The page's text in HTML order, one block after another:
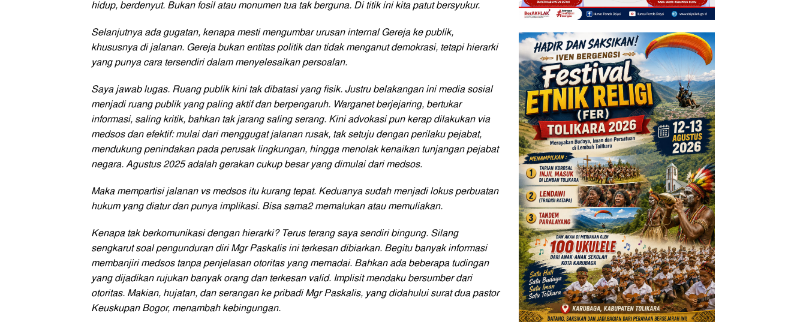
hidup, berdenyut. Bukan fosil atau monumen tua tak berguna. Di titik ini kita patut bersyukur.
Selanjutnya ada gugatan, kenapa mesti mengumbar urusan internal Gereja ke publik,
khususnya di jalanan. Gereja bukan entitas politik dan tidak menganut demokrasi, tetapi hierarki
yang punya cara tersendiri dalam menyelesaikan persoalan.
Saya jawab lugas. Ruang publik kini tak dibatasi yang fisik. Justru belakangan ini media sosial
menjadi ruang publik yang paling aktif dan berpengaruh. Warganet berjejaring, bertukar
informasi, saling kritik, bahkan tak jarang saling serang. Kini advokasi pun kerap dilakukan via
medsos dan efektif: mulai dari menggugat jalanan rusak, tak setuju dengan perilaku pejabat,
mendukung penindakan pada perusak lingkungan, hingga menolak kenaikan tunjangan pejabat
negara. Agustus 2025 adalah gerakan cukup besar yang dimulai dari medsos.
Maka mempartisi jalanan vs medsos itu kurang tepat. Keduanya sudah menjadi lokus perbuatan
hukum yang diatur dan punya implikasi. Bisa sama2 memalukan atau memuliakan.
Kenapa tak berkomunikasi dengan hierarki? Terus terang saya sendiri bingung. Silang
sengkarut soal pengunduran diri Mgr Paskalis ini terkesan dibiarkan. Begitu banyak informasi
membanjiri medsos tanpa penjelasan otoritas yang memadai. Bahkan ada beberapa tudingan
yang dijadikan rujukan banyak orang dan terkesan valid. Implisit mendaku bersumber dari
otoritas. Makian, hujatan, dan serangan ke pribadi Mgr Paskalis, yang didahului surat dua pastor
Keuskupan Bogor, menambah kebingungan.